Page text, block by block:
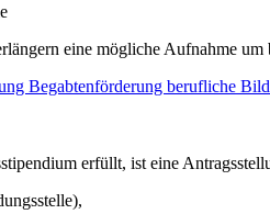
eine mögliche Aufnahme um
Begabtenförderung berufliche
erfüllt, ist eine